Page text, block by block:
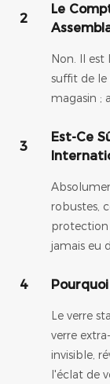
2
Le
Non. Il est
suffit de le
magasin ;
3
Est-Ce
robustes,
protection
jamais eu
4
Le verre
verre
invisible,
l'éclat de